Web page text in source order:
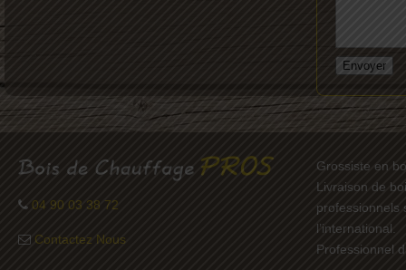
04 90 03 38 72
Contactez Nous
Grossiste en
Livraison de
professionnels
l’international.
Professionnel